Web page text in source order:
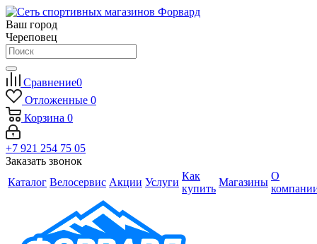
Ваш город
Череповец
Сравнение0
Отложенные 0
Корзина 0
+7 921 254 75 05
Заказать звонок
Каталог Велосервис Акции Услуги
Как
купить
Магазины
О